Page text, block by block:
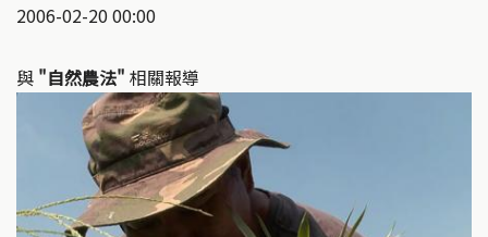
2006-02-20 00:00
與 "自然農法" 相關報導